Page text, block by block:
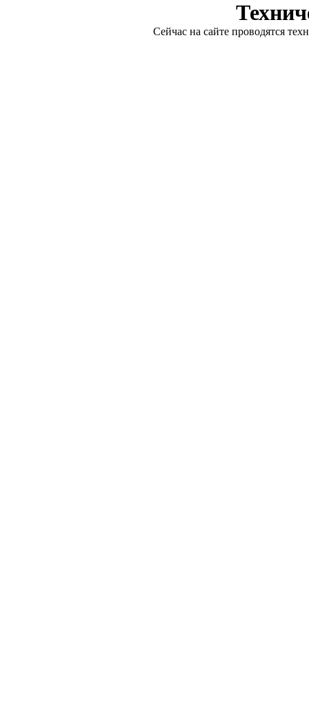
Сейчас на сайте проводятся